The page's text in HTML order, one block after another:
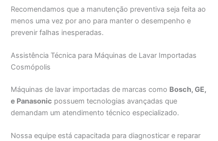
Recomendamos que a manutenção preventiva seja feita ao
menos uma vez por ano para manter o desempenho e
prevenir falhas inesperadas.
Assistência Técnica para Máquinas de Lavar Importadas
Cosmópolis
Máquinas de lavar importadas de marcas como Bosch, GE,
e Panasonic possuem tecnologias avançadas que
demandam um atendimento técnico especializado.
Nossa equipe está capacitada para diagnosticar e reparar